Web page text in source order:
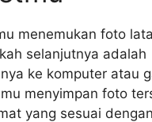
menemukan foto
selanjutnya adalah
ke komputer atau
menyimpan foto
yang sesuai